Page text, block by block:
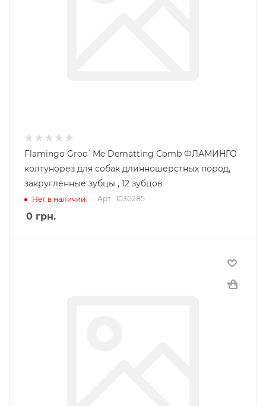
Flamingo Groo`Me Dematting Comb ФЛАМИНГО
колтунорез для собак длинношерстных пород,
закругленные зубцы , 12 зубцов
Нет в наличии Арт.: 1030285
0 грн.